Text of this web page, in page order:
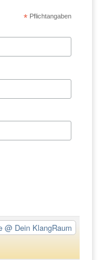
* Pflichtangaben
@ Dein KlangRaum